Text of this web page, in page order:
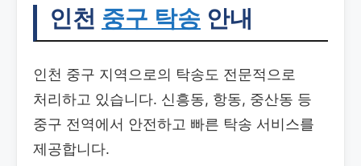
인천 중구 탁송 안내
인천 중구 지역으로의 탁송도 전문적으로
처리하고 있습니다. 신흥동, 항동, 중산동 등
중구 전역에서 안전하고 빠른 탁송 서비스를
제공합니다.